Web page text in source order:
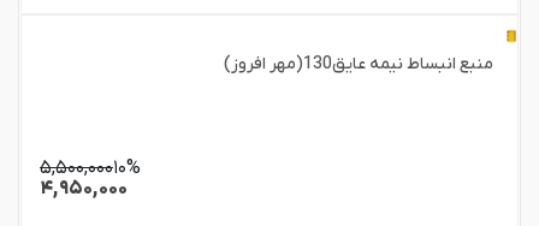
منبع انبساط نیمه عایق130(مهر افروز)
۵,۵۰۰,۰۰۰۱۰%
۴,۹۵۰,۰۰۰